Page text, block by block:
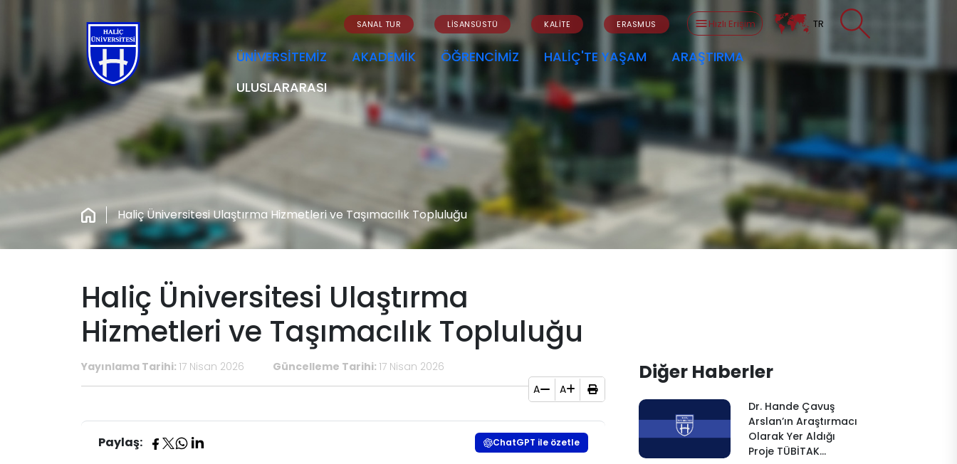
SANAL TUR LİSANSÜSTÜ KALİTE ERASMUS Hızlı Erişim TR
ÜNİVERSİTEMİZ AKADEMİK ÖĞRENCİMİZ HALİÇ'TE YAŞAM
ARAŞTIRMA
ULUSLARARASI
Haliç Üniversitesi Ulaştırma Hizmetleri ve Taşımacılık Topluluğu
Haliç Üniversitesi Ulaştırma
Hizmetleri ve Taşımacılık Topluluğu
Yayınlama Tarihi: 17 Nisan 2026 Güncelleme Tarihi: 17 Nisan 2026
A
A
Paylaş: ChatGPT ile özetle
Diğer Haberler
Dr. Hande Çavuş
Arslan’ın Araştırmacı
Olarak Yer Aldığı
Proje TÜBİTAK…